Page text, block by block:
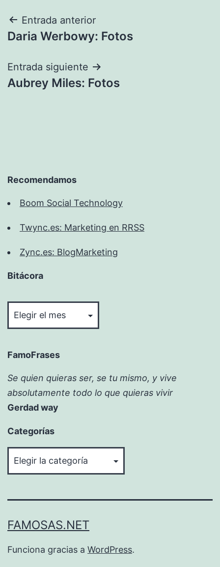
Navegación
de
entradas
Entrada anterior
Daria Werbowy: Fotos
Entrada siguiente
Aubrey Miles: Fotos
Recomendamos
Boom Social Technology
Twync.es: Marketing en RRSS
Zync.es: BlogMarketing
Bitácora
FamoFrases
Se quien quieras ser, se tu mismo, y vive
absolutamente todo lo que quieras vivir
Gerdad way
Categorías
FAMOSAS.NET
Funciona gracias a WordPress.